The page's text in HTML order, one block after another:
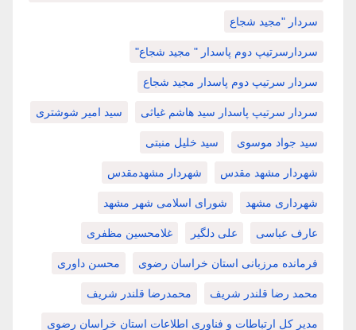
سردار "مجید شجاع
سردارسرتیپ دوم پاسدار " مجید شجاع"
سردار سرتیپ دوم پاسدار مجید شجاع
سردار سرتیپ پاسدار سید هاشم غیاثی سید امیر شوشتری
سید جواد موسوی سید خلیل منبتی
شهردار مشهد مقدس شهردار مشهدمقدس
شهرداری مشهد شورای اسلامی شهر مشهد
عارف عباسی علی دلگیر غلامحسین مظفری
فرمانده مرزبانی استان خراسان رضوی محسن داوری
محمد رضا قلندر شریف محمدرضا قلندر شریف
مدیر کل ارتباطات و فناوری اطلاعات استان خراسان رضوی